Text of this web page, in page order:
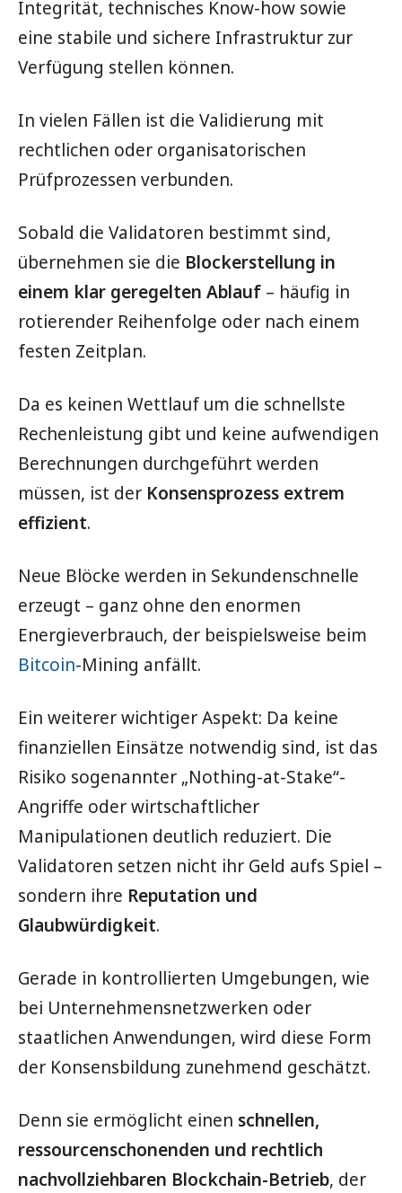
Integrität, technisches Know-how sowie
eine stabile und sichere Infrastruktur zur
Verfügung stellen können.
In vielen Fällen ist die Validierung mit
rechtlichen oder organisatorischen
Prüfprozessen verbunden.
Sobald die Validatoren bestimmt sind,
übernehmen sie die Blockerstellung in
einem klar geregelten Ablauf – häufig in
rotierender Reihenfolge oder nach einem
festen Zeitplan.
Da es keinen Wettlauf um die schnellste
Rechenleistung gibt und keine aufwendigen
Berechnungen durchgeführt werden
müssen, ist der Konsensprozess extrem
effizient.
Neue Blöcke werden in Sekundenschnelle
erzeugt – ganz ohne den enormen
Energieverbrauch, der beispielsweise beim
Bitcoin-Mining anfällt.
Ein weiterer wichtiger Aspekt: Da keine
finanziellen Einsätze notwendig sind, ist das
Risiko sogenannter „Nothing-at-Stake“-
Angriffe oder wirtschaftlicher
Manipulationen deutlich reduziert. Die
Validatoren setzen nicht ihr Geld aufs Spiel –
sondern ihre Reputation und
Glaubwürdigkeit.
Gerade in kontrollierten Umgebungen, wie
bei Unternehmensnetzwerken oder
staatlichen Anwendungen, wird diese Form
der Konsensbildung zunehmend geschätzt.
Denn sie ermöglicht einen schnellen,
ressourcenschonenden und rechtlich
nachvollziehbaren Blockchain-Betrieb, der